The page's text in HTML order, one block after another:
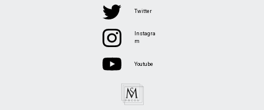
Twitter
Instagra
m
Youtube